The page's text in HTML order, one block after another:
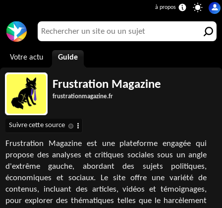
Votre actu Guide
Frustration Magazine
frustrationmagazine.fr
Frustration Magazine est une plateforme engagée qui
propose des analyses et critiques sociales sous un angle
d'extrême gauche, abordant des sujets politiques,
économiques et sociaux. Le site offre une variété de
contenus, incluant des articles, vidéos et témoignages,
pour explorer des thématiques telles que le harcèlement